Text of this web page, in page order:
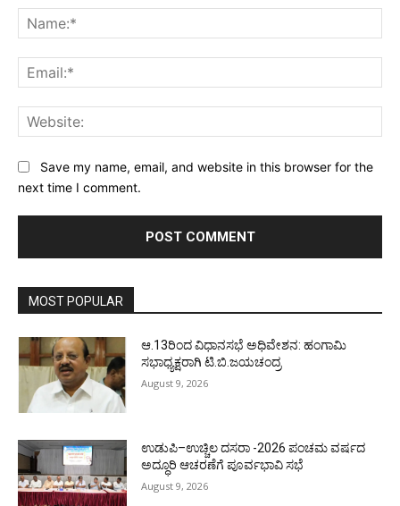
Save my name, email, and website in this browser for the
next time I comment.
MOST POPULAR
ಆ.13ರಿಂದ ವಿಧಾನಸಭೆ ಅಧಿವೇಶನ: ಹಂಗಾಮಿ
ಸಭಾಧ್ಯಕ್ಷರಾಗಿ ಟಿ.ಬಿ.ಜಯಚಂದ್ರ
August 9, 2026
ಉಡುಪಿ–ಉಚ್ಚಿಲ ದಸರಾ -2026 ಪಂಚಮ ವರ್ಷದ
ಅದ್ಧೂರಿ ಆಚರಣೆಗೆ ಪೂರ್ವಭಾವಿ ಸಭೆ
August 9, 2026